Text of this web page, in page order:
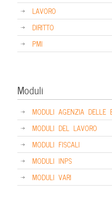
LAVORO
DIRITTO
PMI
Moduli
MODULI AGENZIA DELLE
MODULI DEL LAVORO
MODULI FISCALI
MODULI INPS
MODULI VARI